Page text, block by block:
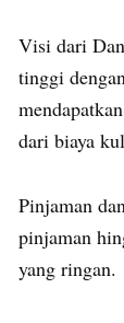
Visi dari
tinggi
dari biaya
Pinjaman
pinjaman
yang ringan.